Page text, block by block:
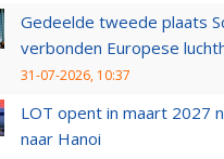
Gedeelde tweede plaats
verbonden Europese
31-07-2026, 10:37
LOT opent in maart 2027
naar Hanoi